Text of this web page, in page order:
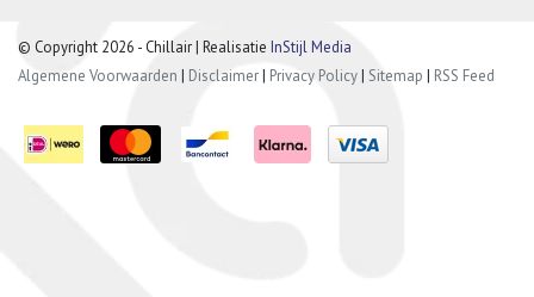
© Copyright 2026 - Chillair | Realisatie InStijl Media
Algemene Voorwaarden | Disclaimer| Privacy Policy| Sitemap | RSS Feed